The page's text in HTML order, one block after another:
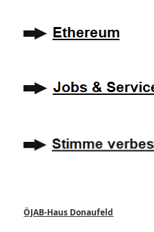
ÖJAB-Haus Donaufeld